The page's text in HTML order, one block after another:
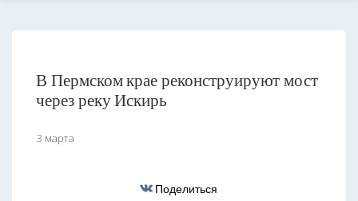
В Пермском крае реконструируют мост
через реку Искирь
3 марта
Поделиться